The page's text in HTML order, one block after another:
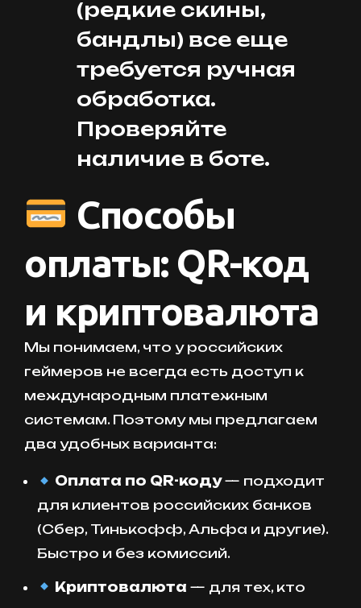
(редкие скины,
бандлы) все еще
требуется ручная
обработка.
Проверяйте
наличие в боте.
Способы
оплаты: QR-код
и криптовалюта
Мы понимаем, что у российских
геймеров не всегда есть доступ к
международным платежным
системам. Поэтому мы предлагаем
два удобных варианта:
Оплата по QR-коду— подходит
для клиентов российских банков
(Сбер, Тинькофф, Альфа и другие).
Быстро и без комиссий.
Криптовалюта — для тех, кто